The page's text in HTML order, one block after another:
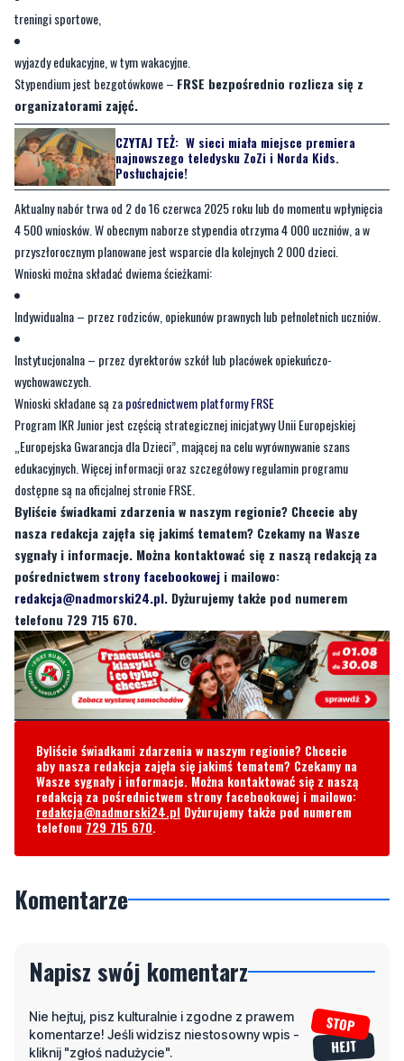
treningi sportowe,
wyjazdy edukacyjne, w tym wakacyjne.
Stypendium jest bezgotówkowe – FRSE bezpośrednio rozlicza się z
organizatorami zajęć.
CZYTAJ TEŻ: W sieci miała miejsce premiera
najnowszego teledysku ZoZi i Norda Kids.
Posłuchajcie!
Aktualny nabór trwa od 2 do 16 czerwca 2025 roku lub do momentu wpłynięcia
4 500 wniosków. W obecnym naborze stypendia otrzyma 4 000 uczniów, a w
przyszłorocznym planowane jest wsparcie dla kolejnych 2 000 dzieci.
Wnioski można składać dwiema ścieżkami:
Indywidualna – przez rodziców, opiekunów prawnych lub pełnoletnich uczniów.
Instytucjonalna – przez dyrektorów szkół lub placówek opiekuńczo-
wychowawczych.
Wnioski składane są zapośrednictwem platformy FRSE
Program IKR Junior jest częścią strategicznej inicjatywy Unii Europejskiej
„Europejska Gwarancja dla Dzieci”, mającej na celu wyrównywanie szans
edukacyjnych. Więcej informacji oraz szczegółowy regulamin programu
dostępne są na oficjalnej stronie FRSE.
Byliście świadkami zdarzenia w naszym regionie? Chcecie aby
nasza redakcja zajęła się jakimś tematem? Czekamy na Wasze
sygnały i informacje. Można kontaktować się z naszą redakcją za
pośrednictwem strony facebookowej i mailowo:
redakcja@nadmorski24.pl. Dyżurujemy także pod numerem
telefonu 729 715 670.
Byliście świadkami zdarzenia w naszym regionie? Chcecie
aby nasza redakcja zajęła się jakimś tematem? Czekamy na
Wasze sygnały i informacje. Można kontaktować się z naszą
redakcją za pośrednictwem strony facebookowej i mailowo:
redakcja@nadmorski24.pl Dyżurujemy także pod numerem
telefonu 729 715 670.
Komentarze
Napisz swój komentarz
Nie hejtuj, pisz kulturalnie i zgodne z prawem
komentarze! Jeśli widzisz niestosowny wpis -
kliknij "zgłoś nadużycie".